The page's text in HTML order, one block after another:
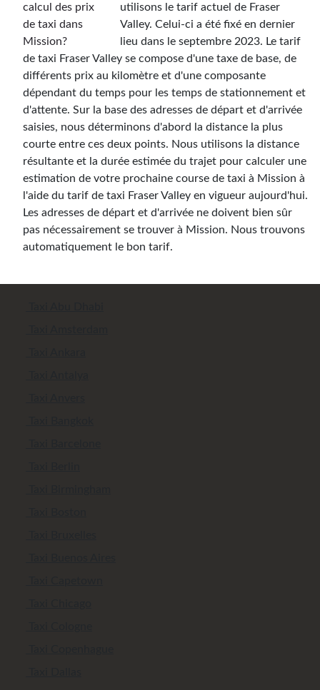
utilisons le tarif actuel de Fraser
Valley. Celui-ci a été fixé en dernier
lieu dans le septembre 2023. Le tarif
de taxi Fraser Valley se compose d'une taxe de base, de
différents prix au kilomètre et d'une composante
dépendant du temps pour les temps de stationnement et
d'attente. Sur la base des adresses de départ et d'arrivée
saisies, nous déterminons d'abord la distance la plus
courte entre ces deux points. Nous utilisons la distance
résultante et la durée estimée du trajet pour calculer une
estimation de votre prochaine course de taxi à Mission à
l'aide du tarif de taxi Fraser Valley en vigueur aujourd'hui.
Les adresses de départ et d'arrivée ne doivent bien sûr
pas nécessairement se trouver à Mission. Nous trouvons
automatiquement le bon tarif.